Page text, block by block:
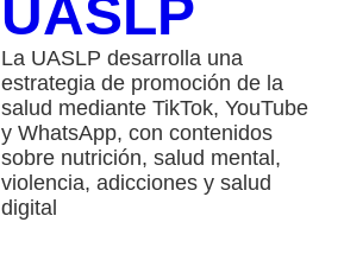
UASLP
La UASLP desarrolla una
estrategia de promoción de la
salud mediante TikTok, YouTube
y WhatsApp, con contenidos
sobre nutrición, salud mental,
violencia, adicciones y salud
digital